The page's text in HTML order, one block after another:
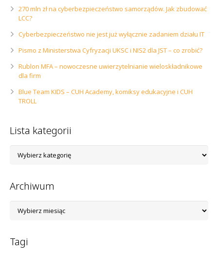
270 mln zł na cyberbezpieczeństwo samorządów. Jak zbudować
LCC?
Cyberbezpieczeństwo nie jest już wyłącznie zadaniem działu IT
Pismo z Ministerstwa Cyfryzacji UKSC i NIS2 dla JST – co zrobić?
Rublon MFA – nowoczesne uwierzytelnianie wieloskładnikowe
dla firm
Blue Team KIDS – CUH Academy, komiksy edukacyjne i CUH
TROLL
Lista kategorii
kategorii
Archiwum
Tagi